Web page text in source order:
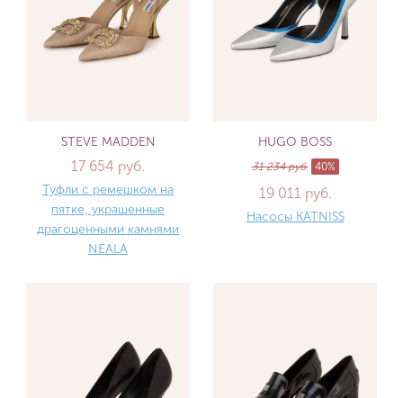
STEVE MADDEN
17 654 руб.
Туфли с ремешком на
пятке, украшенные
драгоценными камнями
NEALA
HUGO BOSS
31 234 руб. 40%
19 011 руб.
Насосы KATNISS